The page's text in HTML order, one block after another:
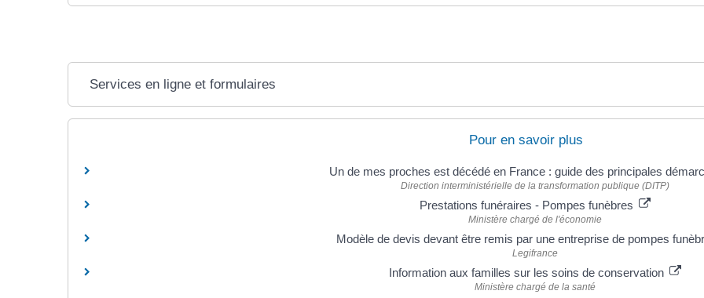
Services en ligne et formulaires
Pour en savoir plus
Un de mes proches est décédé en France : guide des principales
Direction interministérielle de la transformation publique (DITP)
Prestations funéraires - Pompes funèbres
Ministère chargé de l'économie
Modèle de devis devant être remis par une entreprise de pompes
Legifrance
Information aux familles sur les soins de conservation
Ministère chargé de la santé